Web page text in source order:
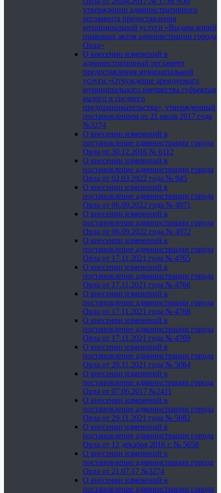
утверждении административного
регламента предоставления
муниципальной услуги «Выдача копий
правовых актов администрации города
Орла»
О внесении изменений в
административный регламент
предоставления муниципальной
услуги «Отчуждение арендуемого
муниципального имущества субъектам
малого и среднего
предпринимательства», утвержденный
постановлением от 21 июля 2017 года
№3274
О внесении изменений в
постановление администрации города
Орла от 30.12.2016 № 6112
О внесении изменений в
постановление администрации города
Орла от 02.03.2022 года № 945
О внесении изменений в
постановление администрации города
Орла от 06.09.2022 года № 4971
О внесении изменений в
постановление администрации города
Орла от 06.09.2022 года № 4972
О внесении изменений в
постановление администрации города
Орла от 17.11.2021 года № 4765
О внесении изменений в
постановление администрации города
Орла от 17.11.2021 года № 4766
О внесении изменений в
постановление администрации города
Орла от 17.11.2021 года № 4768
О внесении изменений в
постановление администрации города
Орла от 17.11.2021 года № 4769
О внесении изменений в
постановление администрации города
Орла от 29.11.2021 года № 5084
О внесении изменений в
постановление администрации города
Орла от 07.06.2017 №2411
О внесении изменений в
постановление администрации города
Орла от 29.11.2021 года № 5082
О внесении изменений в
постановление администрации города
Орла от 12 декабря 2016 г. № 5658
О внесении изменений в
постановление администрации города
Орла от 21.07.17 №3274
О внесении изменений в
постановление администрации города